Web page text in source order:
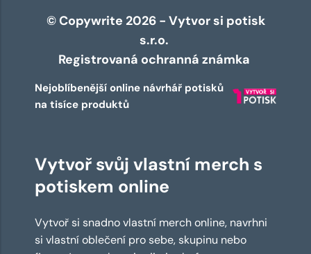
© Copywrite 2026 - Vytvor si potisk
s.r.o.
Registrovaná ochranná známka
Nejoblíbenější online návrhář potisků
na tisíce produktů
Vytvoř svůj vlastní merch s
potiskem online
Vytvoř si snadno vlastní merch online, navrhni
si vlastní oblečení pro sebe, skupinu nebo